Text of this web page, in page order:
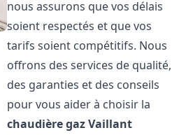
nous assurons que vos délais
soient respectés et que vos
tarifs soient compétitifs. Nous
offrons des services de qualité,
des garanties et des conseils
pour vous aider à choisir la
chaudière gaz Vaillant